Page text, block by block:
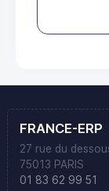
FRANCE-ERP
27 rue du
75013 PARIS
01 83 62 99 51